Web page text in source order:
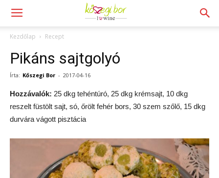
Kezdőlap Recept
Pikáns sajtgolyó
Írta: Kőszegi Bor - 2017-04-16
Hozzávalók: 25 dkg tehéntúró, 25 dkg krémsajt, 10 dkg
reszelt füstölt sajt, só, őrölt fehér bors, 30 szem szőlő, 15 dkg
durvára vágott pisztácia